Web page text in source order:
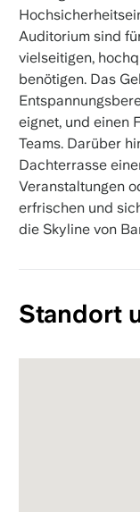
Auditorium sind
vielseitigen,
benötigen. Das
eignet, und einen
Teams. Darüber
Dachterrasse
Veranstaltungen
erfrischen und
die Skyline von
Standort